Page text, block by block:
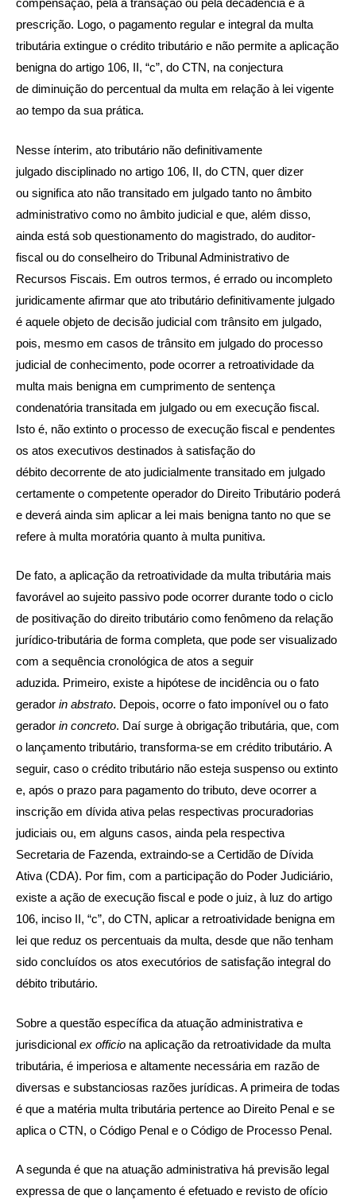
compensação, pela a transação ou pela decadência e a
prescrição. Logo, o pagamento regular e integral da multa
tributária extingue o crédito tributário e não permite a aplicação
benigna do artigo 106, II, “c”, do CTN, na conjectura
de diminuição do percentual da multa em relação à lei vigente
ao tempo da sua prática.
Nesse ínterim, ato tributário não definitivamente
julgado disciplinado no artigo 106, II, do CTN, quer dizer
ou significa ato não transitado em julgado tanto no âmbito
administrativo como no âmbito judicial e que, além disso,
ainda está sob questionamento do magistrado, do auditor-
fiscal ou do conselheiro do Tribunal Administrativo de
Recursos Fiscais. Em outros termos, é errado ou incompleto
juridicamente afirmar que ato tributário definitivamente julgado
é aquele objeto de decisão judicial com trânsito em julgado,
pois, mesmo em casos de trânsito em julgado do processo
judicial de conhecimento, pode ocorrer a retroatividade da
multa mais benigna em cumprimento de sentença
condenatória transitada em julgado ou em execução fiscal.
Isto é, não extinto o processo de execução fiscal e pendentes
os atos executivos destinados à satisfação do
débito decorrente de ato judicialmente transitado em julgado
certamente o competente operador do Direito Tributário poderá
e deverá ainda sim aplicar a lei mais benigna tanto no que se
refere à multa moratória quanto à multa punitiva.
De fato, a aplicação da retroatividade da multa tributária mais
favorável ao sujeito passivo pode ocorrer durante todo o ciclo
de positivação do direito tributário como fenômeno da relação
jurídico-tributária de forma completa, que pode ser visualizado
com a sequência cronológica de atos a seguir
aduzida. Primeiro, existe a hipótese de incidência ou o fato
gerador in abstrato. Depois, ocorre o fato imponível ou o fato
gerador in concreto. Daí surge à obrigação tributária, que, com
o lançamento tributário, transforma-se em crédito tributário. A
seguir, caso o crédito tributário não esteja suspenso ou extinto
e, após o prazo para pagamento do tributo, deve ocorrer a
inscrição em dívida ativa pelas respectivas procuradorias
judiciais ou, em alguns casos, ainda pela respectiva
Secretaria de Fazenda, extraindo-se a Certidão de Dívida
Ativa (CDA). Por fim, com a participação do Poder Judiciário,
existe a ação de execução fiscal e pode o juiz, à luz do artigo
106, inciso II, “c”, do CTN, aplicar a retroatividade benigna em
lei que reduz os percentuais da multa, desde que não tenham
sido concluídos os atos executórios de satisfação integral do
débito tributário.
Sobre a questão específica da atuação administrativa e
jurisdicional ex officio na aplicação da retroatividade da multa
tributária, é imperiosa e altamente necessária em razão de
diversas e substanciosas razões jurídicas. A primeira de todas
é que a matéria multa tributária pertence ao Direito Penal e se
aplica o CTN, o Código Penal e o Código de Processo Penal.
A segunda é que na atuação administrativa há previsão legal
expressa de que o lançamento é efetuado e revisto de ofício